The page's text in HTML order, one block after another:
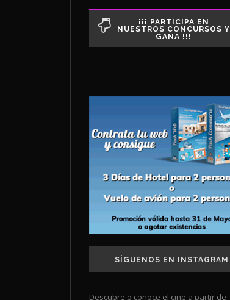
¡¡¡ PARTICIPA EN
NUESTROS CONCURSOS Y
GANA !!!
SÍGUENOS EN INSTAGRAM
Descubre o conoce el cine a partir de